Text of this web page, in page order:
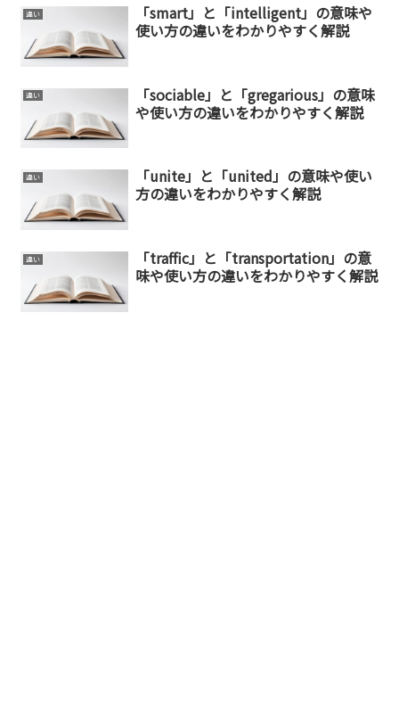
違い
「smart」と「intelligent」の意味や
使い方の違いをわかりやすく解説
違い
「sociable」と「gregarious」の意味
や使い方の違いをわかりやすく解説
違い
「unite」と「united」の意味や使い
方の違いをわかりやすく解説
違い
「traffic」と「transportation」の意
味や使い方の違いをわかりやすく解説